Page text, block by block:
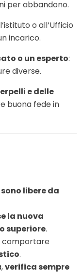
per abbandono.
o all’Ufficio
incarico.
o un esperto:
diverse.
e delle
buona fede in
libere da
la nuova
superiore.
comportare
.
verifica sempre